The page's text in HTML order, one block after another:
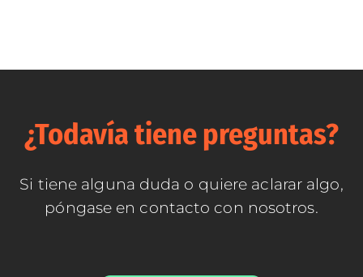
¿Todavía tiene preguntas?
Si tiene alguna duda o quiere aclarar algo,
póngase en contacto con nosotros.